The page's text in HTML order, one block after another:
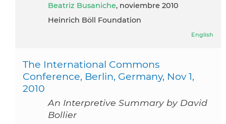
Beatriz Busaniche, noviembre 2010
Heinrich Böll Foundation
English
The International Commons
Conference, Berlin, Germany, Nov 1,
2010
An Interpretive Summary by David
Bollier